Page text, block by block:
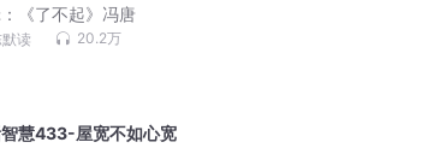
《了不起》冯唐
默读 20.2万
慧433-屋宽不如心宽